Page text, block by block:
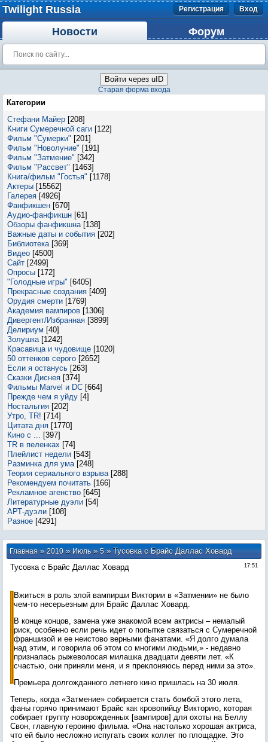
Twilight Russia Регистрация Вход
Новости Форум
Войти через uID
Старая форма входа
Категории
Стефани Майер [208]
Книги Сумеречной саги [122]
Фильм "Сумерки" [201]
Фильм "Новолуние" [191]
Фильм "Затмение" [342]
Фильм "Рассвет" [1463]
Книга/фильм "Гостья" [1178]
Актеры [15562]
Галерея [4926]
Фанфикшен [670]
Аудио-фанфикшн [61]
Обзоры фанфикшна [138]
Важные даты и события [202]
Библиотека [369]
Видео [4500]
Сайт [2499]
Опросы [172]
"Голодные игры" [6405]
Прекрасные создания [409]
Орудия смерти [1769]
Академия вампиров [1306]
Дивергент/Избранная [3899]
Делириум [40]
Золушка [1242]
Красавица и чудовище [1020]
50 оттенков серого [2652]
Если я останусь [263]
Сказки Диснея [374]
Фильмы Marvel и DC [664]
Прежде чем я уйду [4]
Ностальгия [202]
Утро, TR! [714]
Цитата дня [1770]
Кино с ... [397]
TR в пеленках [74]
Плейлист недели [543]
Разминка для ума [248]
Теория сериального взрыва [288]
Рекомендуем почитать [166]
Рекламное агенство [645]
Литературные дуэли [54]
АРТ-дуэли [108]
Разное [4291]
Главная»2010 » Июль » 5» Тусовка с Брайс Даллас Ховард
17:51
Тусовка с Брайс Даллас Ховард
Вжиться в роль злой вампирши Виктории в «Затмении» не было
чем-то несерьезным для Брайс Даллас Ховард.
В конце концов, замена уже знакомой всем актрисы – немалый
риск, особенно если речь идет о попытке связаться с Сумеречной
франшизой и ее неистово верными фанатами. «Я долго думала
над этим, и говорила об этом со многими людьми,» - недавно
призналась рыжеволосая милашка двадцати девяти лет. «К
счастью, они приняли меня, и я преклоняюсь перед ними за это».
Премьера долгожданного летнего кино пришлась на 30 июля.
Теперь, когда «Затмение» собирается стать бомбой этого лета,
фаны горячо принимают Брайс как кровопийцу Викторию, которая
собирает группу новорожденных [вампиров] для охоты на Беллу
Свон, главную героиню фильма. «Она настолько хорошая актриса,
что ей было несложно испугать своих коллег по площадке. Это